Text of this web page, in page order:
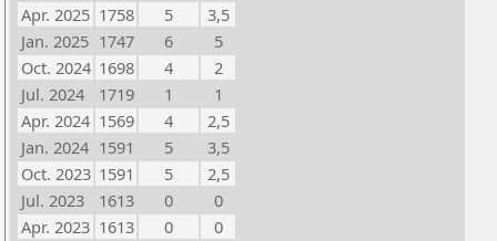
Apr. 2025 1758 5
3,5
Jan. 2025 1747 6
5
Oct. 2024 1698 4
2
Jul. 2024
1719 1
1
Apr. 2024 1569 4
2,5
Jan. 2024 1591 5
3,5
Oct. 2023 1591 5
2,5
Jul. 2023
1613 0
0
Apr. 2023 1613 0
0